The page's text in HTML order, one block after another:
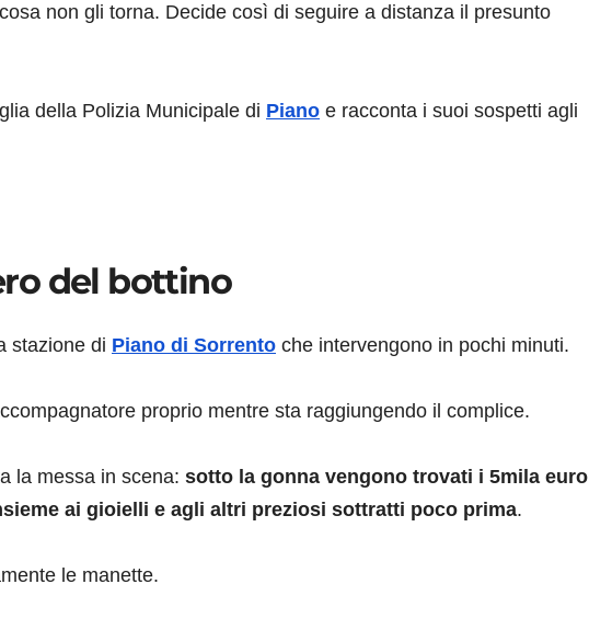
non gli torna. Decide così di seguire a distanza il presunto
della Polizia Municipale di Piano e racconta i suoi sospetti agli
del bottino
stazione di Piano di Sorrento che intervengono in pochi minuti.
proprio mentre sta raggiungendo il complice.
la messa in scena: sotto la gonna vengono trovati i 5mila euro
ai gioielli e agli altri preziosi sottratti poco prima.
le manette.